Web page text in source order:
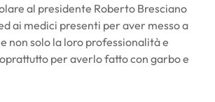
al presidente Roberto Bresciano
ai medici presenti per aver messo a
non solo la loro professionalità e
per averlo fatto con garbo e